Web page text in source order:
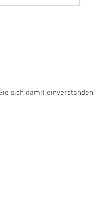
sich damit einverstanden.